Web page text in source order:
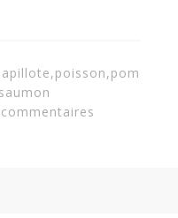
,poisson,pom
saumon